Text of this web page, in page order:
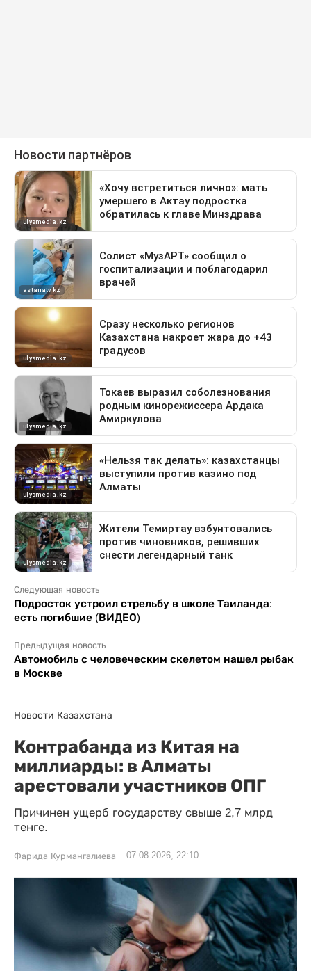
Следующая новость
Подросток устроил стрельбу в школе Таиланда:
есть погибшие (ВИДЕО)
Предыдущая новость
Автомобиль с человеческим скелетом нашел рыбак
в Москве
Новости Казахстана
Контрабанда из Китая на
миллиарды: в Алматы
арестовали участников ОПГ
Причинен ущерб государству свыше 2,7 млрд
тенге.
Фарида Курмангалиева 07.08.2026, 22:10